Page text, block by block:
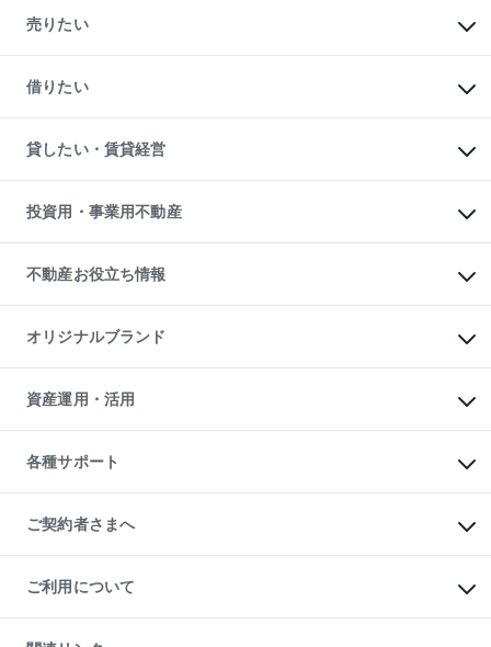
新築・分譲マンションの購入
中古マンションの購入
一戸建ての購入
中古一戸建ての購入
不動産購入の流れ
注目キーワード物件特集
購入ガイド
English 繁体中文簡体中文
売りたい
一戸建ての売却・査定
土地の売却・査定
スピードAI査定
不動産査定について
不動産売却の流れ
不動産買換えの流れ
売却ガイド
借りたい
オフィス・店舗の賃貸
借りるときの流れ
借りるガイド
貸したい・賃貸経営
マンション賃料データ
賃貸管理プラン
リロケーションについて
貸すガイド
投資用・事業用不動産
事業用不動産
マンション投資
投資用マンション
アパート経営
収益物件
ビル購入（ビル一棟）
投資用不動産の売却査定
事業用不動産の売却査定
不動産お役立ち情報
マンションライブラリー
人気マンションランキング
暮らしに役立つ不動産メディア
不動産相場・不動産価格情報
不動産コラム・ニュース
不動産用語集
不動産なんでもネット相談室
住まいの税金
オリジナルブランド
一棟リノベーションマンション
L`GENTE（ルジェンテ）
区分リノベーションマンション
投資用一棟レジデンスWELL
不動産小口投資
LEGACIA（レガシア）
資産運用・活用
不動産M&A
アセットマネジメント・出資
各種サポート
相続サポート
リフォームサポート
ご契約者さまへ
ご紹介・再契約特典
入居者様専用-各種ご案内（賃貸）
東急こすもす会「こすもすWeb」
ご利用について
金融商品取引について